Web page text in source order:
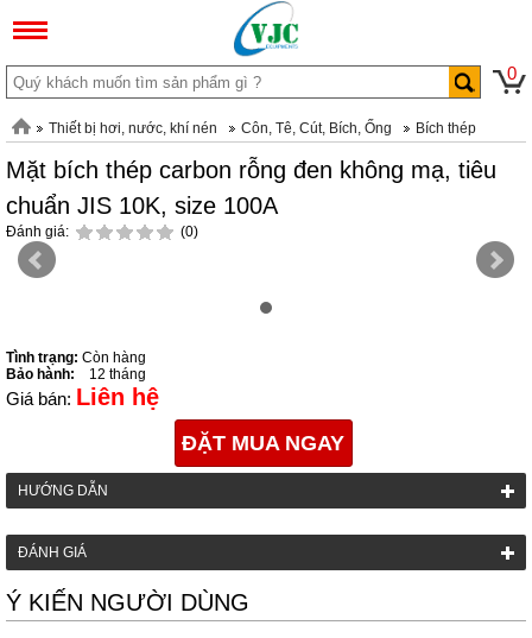
0
Thiết bị hơi, nước, khí nén Côn, Tê, Cút, Bích, Ống Bích thép
Mặt bích thép carbon rỗng đen không mạ, tiêu
chuẩn JIS 10K, size 100A
Đánh giá: (0)
Tình trạng: Còn hàng
Bảo hành:
12 tháng
Giá bán: Liên hệ
ĐẶT MUA NGAY
HƯỚNG DẪN
ĐÁNH GIÁ
Ý KIẾN NGƯỜI DÙNG